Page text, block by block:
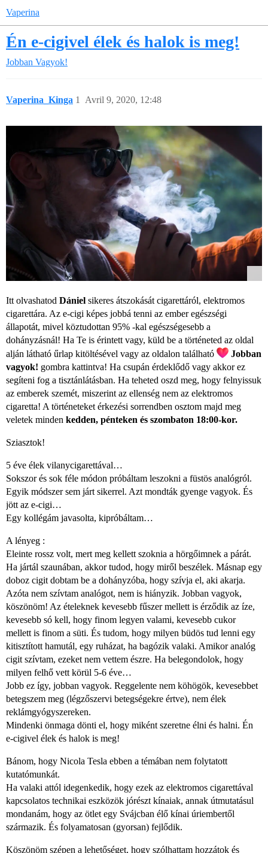
Vaperina
Én e-cigivel élek és halok is meg!
Jobban Vagyok!
Vaperina_Kinga Avril 9, 2020, 12:48
1
Itt olvashatod Dániel sikeres átszokását cigarettáról, elektromos
cigarettára. Az e-cigi képes jobbá tenni az ember egészségi
állapotát, mivel köztudottan 95% -kal egészségesebb a
dohányzásnál! Ha Te is érintett vagy, küld be a történeted az oldal
alján látható űrlap kitöltésével vagy az oldalon található
Jobban
vagyok! gombra kattintva! Ha csupán érdeklődő vagy akkor ez
segíteni fog a tisztánlátásban. Ha teheted oszd meg, hogy felnyissuk
az emberek szemét, miszerint az ellenség nem az elektromos
cigaretta! A történeteket érkezési sorrendben osztom majd meg
veletek minden kedden, pénteken és szombaton 18:00-kor.
Sziasztok!
5 éve élek vilanycigarettával…
Sokszor és sok féle módon próbáltam leszokni a füstös analógról.
Egyik módszer sem járt sikerrel. Azt mondták gyenge vagyok. És
jött az e-cigi…
Egy kollégám javasolta, kipróbáltam…
A lényeg :
Eleinte rossz volt, mert meg kellett szoknia a hörgőimnek a párát.
Ha jártál szaunában, akkor tudod, hogy miről beszélek. Másnap egy
doboz cigit dobtam be a dohányzóba, hogy szívja el, aki akarja.
Azóta nem szívtam analógot, nem is hiányzik. Jobban vagyok,
köszönöm! Az ételeknek kevesebb fűszer mellett is érződik az íze,
kevesebb só kell, hogy finom legyen valami, kevesebb cukor
mellett is finom a süti. És tudom, hogy milyen büdös tud lenni egy
kitisztított hamutál, egy ruházat, ha bagózik valaki. Amikor analóg
cigit szívtam, ezeket nem vettem észre. Ha belegondolok, hogy
milyen felhő vett körül 5-6 éve…
Jobb ez így, jobban vagyok. Reggelente nem köhögök, kevesebbet
betegszem meg (légzőszervi betegségekre értve), nem élek
reklámgyógyszereken.
Mindenki önmaga dönti el, hogy miként szeretne élni és halni. Én
e-cigivel élek és halok is meg!
Bánom, hogy Nicola Tesla ebben a témában nem folytatott
kutatómunkát.
Ha valaki attól idegenkedik, hogy ezek az elektromos cigarettával
kapcsolatos technikai eszközök jórészt kínaiak, annak útmutatásul
mondanám, hogy az ötlet egy Svájcban élő kínai úriembertől
származik. És folyamatosan (gyorsan) fejlődik.
Köszönöm szépen a lehetőséget, hogy szólhattam hozzátok és